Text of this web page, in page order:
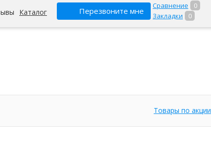
Каталог Перезвоните мне
Сравнение
0
Закладки
0
Товары по акции